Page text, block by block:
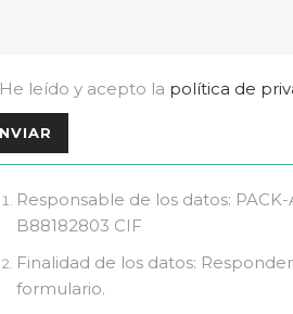
He leído y acepto la política de
Responsable de los datos: PACK-
B88182803 CIF
Finalidad de los datos:
formulario.